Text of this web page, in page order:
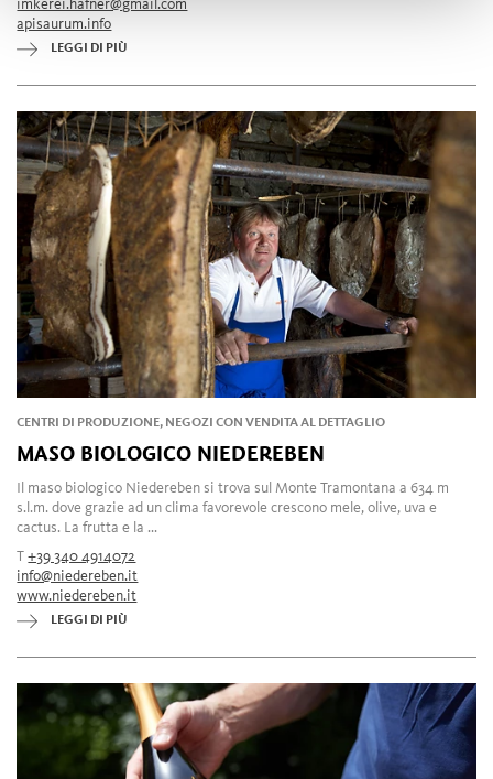
imkerei.hafner@gmail.com
apisaurum.info
LEGGI DI PIÙ
CENTRI DI PRODUZIONE, NEGOZI CON VENDITA AL DETTAGLIO
MASO BIOLOGICO NIEDEREBEN
Il maso biologico Niedereben si trova sul Monte Tramontana a 634 m
s.l.m. dove grazie ad un clima favorevole crescono mele, olive, uva e
cactus. La frutta e la ...
T+39 340 4914072
info@niedereben.it
www.niedereben.it
LEGGI DI PIÙ